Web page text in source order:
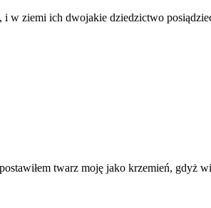
w ziemi ich dwojakie dziedzictwo
twarz moję jako krzemień, gdyż